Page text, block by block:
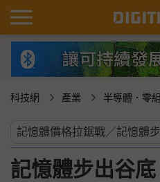
科技網 產業 半導體．零
記憶體步出谷